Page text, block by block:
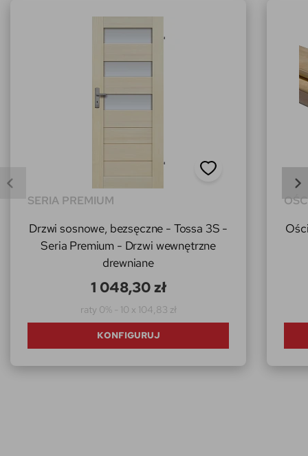
SERIA PREMIUM
Drzwi sosnowe, bezsęczne - Tossa 3S -
Seria Premium - Drzwi wewnętrzne
drewniane
1 048,30 zł
raty 0% - 10 x 104,83 zł
KONFIGURUJ